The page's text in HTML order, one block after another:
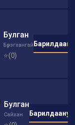
Булган
Бүрэгхангай
⭐(0)
Булган
Сайхан